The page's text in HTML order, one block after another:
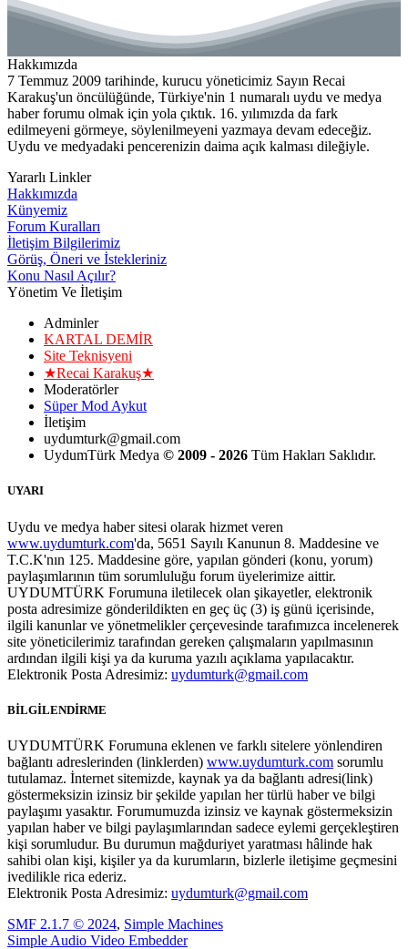
Hakkımızda
7 Temmuz 2009 tarihinde, kurucu yöneticimiz Sayın Recai
Karakuş'un öncülüğünde, Türkiye'nin 1 numaralı uydu ve medya
haber forumu olmak için yola çıktık. 16. yılımızda da fark
edilmeyeni görmeye, söylenilmeyeni yazmaya devam edeceğiz.
Uydu ve medyadaki pencerenizin daima açık kalması dileğiyle.
Yararlı Linkler
Hakkımızda
Künyemiz
Forum Kuralları
İletişim Bilgilerimiz
Görüş, Öneri ve İstekleriniz
Konu Nasıl Açılır?
Yönetim Ve İletişim
Adminler
KARTAL DEMİR
Site Teknisyeni
★Recai Karakuş★
Moderatörler
Süper Mod Aykut
İletişim
uydumturk@gmail.com
UydumTürk Medya © 2009 - 2026 Tüm Hakları Saklıdır.
UYARI
Uydu ve medya haber sitesi olarak hizmet veren
www.uydumturk.com'da, 5651 Sayılı Kanunun 8. Maddesine ve
T.C.K'nın 125. Maddesine göre, yapılan gönderi (konu, yorum)
paylaşımlarının tüm sorumluluğu forum üyelerimize aittir.
UYDUMTÜRK Forumuna iletilecek olan şikayetler, elektronik
posta adresimize gönderildikten en geç üç (3) iş günü içerisinde,
ilgili kanunlar ve yönetmelikler çerçevesinde tarafımızca incelenerek
site yöneticilerimiz tarafından gereken çalışmaların yapılmasının
ardından ilgili kişi ya da kuruma yazılı açıklama yapılacaktır.
Elektronik Posta Adresimiz: uydumturk@gmail.com
BİLGİLENDİRME
UYDUMTÜRK Forumuna eklenen ve farklı sitelere yönlendiren
bağlantı adreslerinden (linklerden) www.uydumturk.com sorumlu
tutulamaz. İnternet sitemizde, kaynak ya da bağlantı adresi(link)
göstermeksizin izinsiz bir şekilde yapılan her türlü haber ve bilgi
paylaşımı yasaktır. Forumumuzda izinsiz ve kaynak göstermeksizin
yapılan haber ve bilgi paylaşımlarından sadece eylemi gerçekleştiren
kişi sorumludur. Bu durumun mağduriyet yaratması hâlinde hak
sahibi olan kişi, kişiler ya da kurumların, bizlerle iletişime geçmesini
ivedilikle rica ederiz.
Elektronik Posta Adresimiz: uydumturk@gmail.com
SMF 2.1.7 © 2024, Simple Machines
Simple Audio Video Embedder